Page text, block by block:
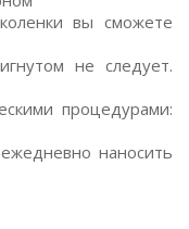
вы сможете
не следует.
процедурами:
наносить